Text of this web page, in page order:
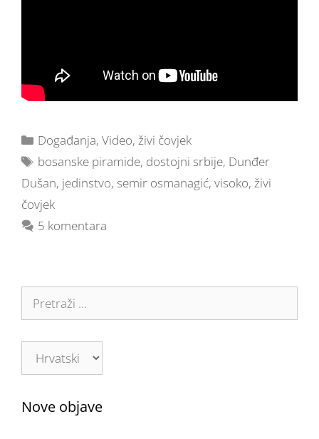
Događanja,Video,živi čovjek
bosanske piramide, dostojni srbije, Dunđer
Dušan, jedinstvo, semir osmanagić, visoko, živi
čovjek
5 komentara
Nove objave